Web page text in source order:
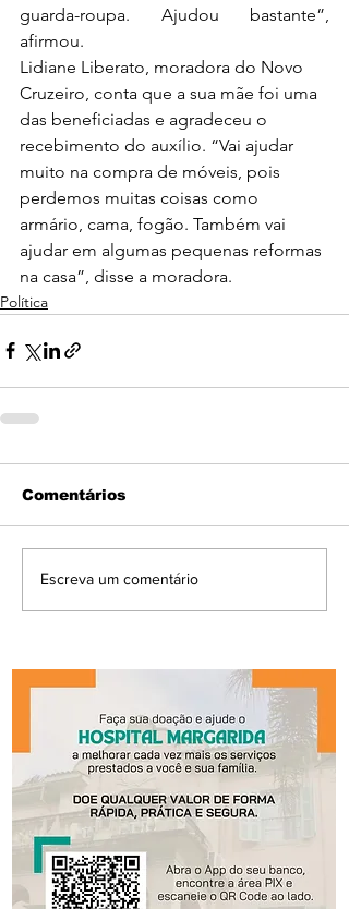
guarda-roupa. Ajudou bastante”,
afirmou.
Lidiane Liberato, moradora do Novo
Cruzeiro, conta que a sua mãe foi uma
das beneficiadas e agradeceu o
recebimento do auxílio. “Vai ajudar
muito na compra de móveis, pois
perdemos muitas coisas como
armário, cama, fogão. Também vai
ajudar em algumas pequenas reformas
na casa”, disse a moradora.
Política
Comentários
Escreva um comentário